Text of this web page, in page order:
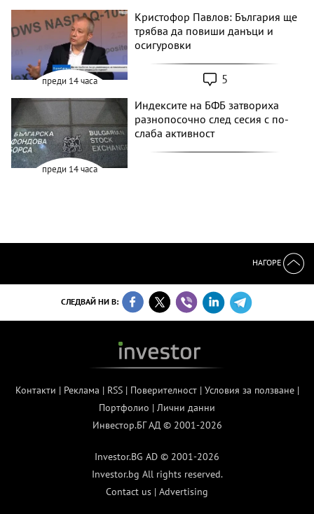
преди 14 часа
Кристофор Павлов: България ще
трябва да повиши данъци и
осигуровки
5
преди 14 часа
Индексите на БФБ затвориха
разнопосочно след сесия с по-
слаба активност
НАГОРЕ
СЛЕДВАЙ НИ В:
Контакти | Реклама | RSS| Поверителност| Условия за ползване|
Портфолио | Лични данни
Инвестор.БГ АД © 2001-2026
Investor.BG AD © 2001-2026
Investor.bg All rights reserved.
Contact us | Advertising